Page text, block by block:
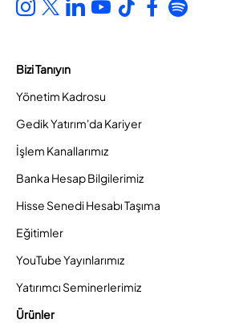
Bizi Tanıyın
Yönetim Kadrosu
Gedik Yatırım'da Kariyer
İşlem Kanallarımız
Banka Hesap Bilgilerimiz
Hisse Senedi Hesabı Taşıma
Eğitimler
YouTube Yayınlarımız
Yatırımcı Seminerlerimiz
Ürünler